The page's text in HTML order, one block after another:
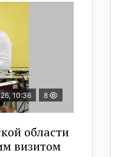
10:36 8
области
визитом